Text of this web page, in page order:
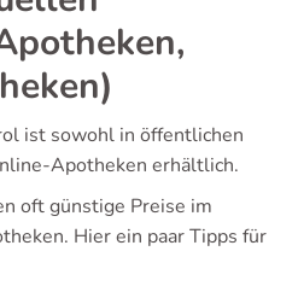
ist sowohl in öffentlichen
Apotheken erhältlich.
oft günstige Preise im
Hier ein paar Tipps für